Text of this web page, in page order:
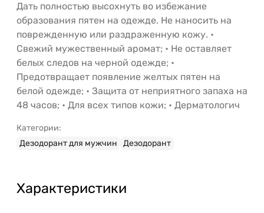
Дать полностью высохнуть во избежание
образования пятен на одежде. Не наносить на
поврежденную или раздраженную кожу. •
Свежий мужественный аромат; • Не оставляет
белых следов на черной одежде; •
Предотвращает появление желтых пятен на
белой одежде; • Защита от неприятного запаха на
48 часов; • Для всех типов кожи; • Дерматологич
Категории:
Дезодорант для мужчин
Дезодорант
Характеристики